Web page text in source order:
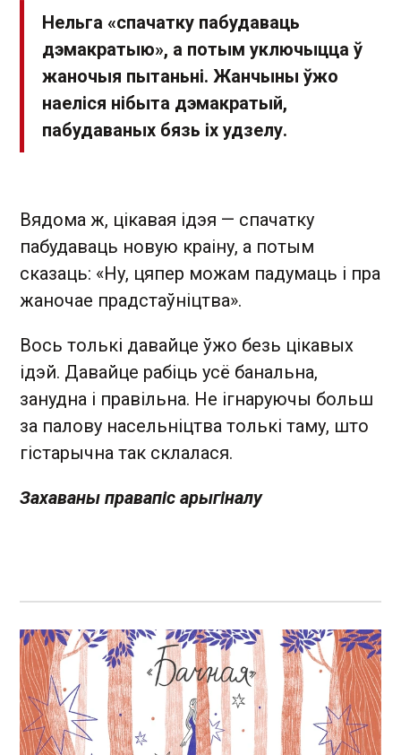
Нельга «спачатку пабудаваць
дэмакратыю», а потым уключыцца ў
жаночыя пытаньні. Жанчыны ўжо
наеліся нібыта дэмакратый,
пабудаваных бязь іх удзелу.
Вядома ж, цікавая ідэя — спачатку
пабудаваць новую краіну, а потым
сказаць: «Ну, цяпер можам падумаць і пра
жаночае прадстаўніцтва».
Вось толькі давайце ўжо безь цікавых
ідэй. Давайце рабіць усё банальна,
занудна і правільна. Не ігнаруючы больш
за палову насельніцтва толькі таму, што
гістарычна так склалася.
Захаваны правапіс арыгіналу